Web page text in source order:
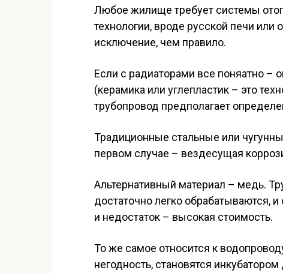
Любое жилище требует системы
технологии, вроде русской печи или
исключение, чем правило.
Если с радиаторами все поняaтно –
(керамика или углепластик – это
трубопровод предполагает
Традиционные стальные или
первом случае – вездесущая
Альтернативный материал – медь.
достаточно легко обрабатываются,
и недостаток – высокая стоимость.
То же самое относится к
негодность, становятся